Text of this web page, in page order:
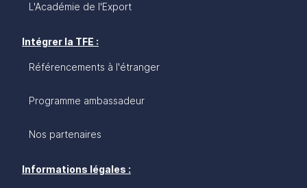
L'Académie de l'Export
Intégrer la TFE :
Référencements à l'étranger
Programme ambassadeur
Nos partenaires
Informations légales :